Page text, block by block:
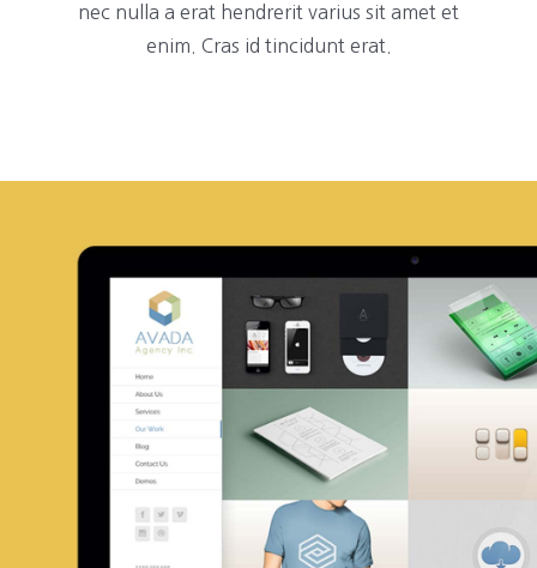
nec nulla a erat hendrerit varius sit amet et
enim. Cras id tincidunt erat.